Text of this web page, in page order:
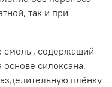
так и при
смолы, содержащий
силоксана,
плёнку